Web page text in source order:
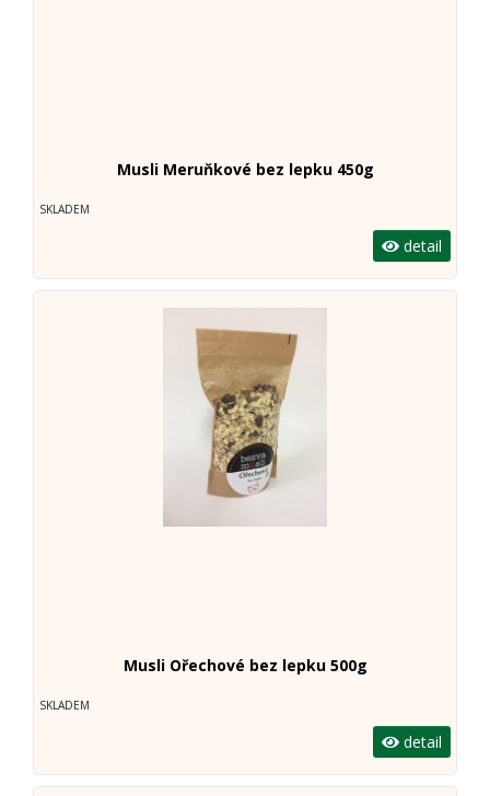
Musli Meruňkové bez lepku 450g
SKLADEM
detail
Musli Ořechové bez lepku 500g
SKLADEM
detail